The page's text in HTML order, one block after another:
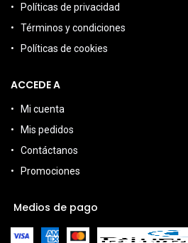
Políticas de privacidad
Términos y condiciones
Políticas de cookies
ACCEDE A
Mi cuenta
Mis pedidos
Contáctanos
Promociones
Medios de pago